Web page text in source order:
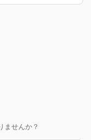
ませんか？